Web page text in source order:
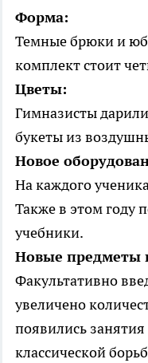
Форма:
Темные брюки и
комплект стоит
Цветы:
Гимназисты
букеты из
Новое
На каждого
Также в этом году
учебники.
Новые предметы
Факультативно
увеличено
появились
классической